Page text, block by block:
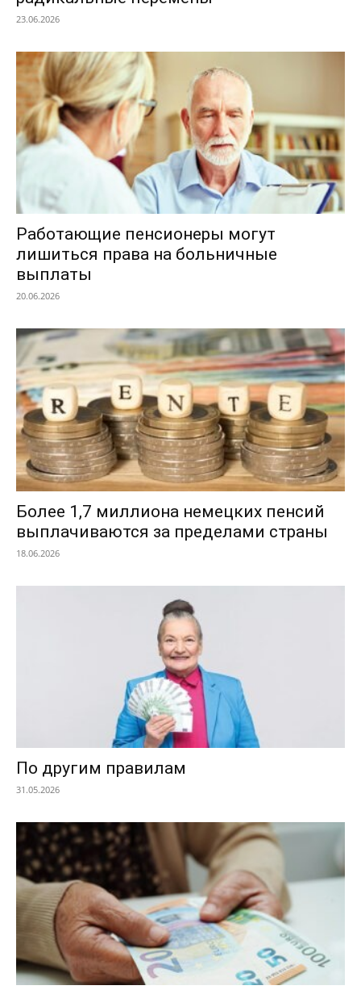
23.06.2026
Работающие пенсионеры могут
лишиться права на больничные
выплаты
20.06.2026
Более 1,7 миллиона немецких пенсий
выплачиваются за пределами страны
18.06.2026
По другим правилам
31.05.2026